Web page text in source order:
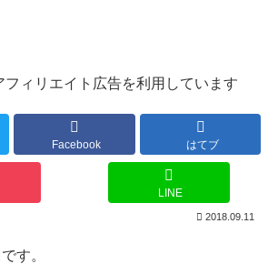
ィリエイト広告を利用しています
Facebook はてブ
LINE
2018.09.11
す。